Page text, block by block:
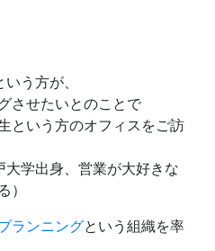
う方が、
させたいとのことで
という方のオフィスをご訪
大学出身、営業が大好きな
）
ランニングという組織を率